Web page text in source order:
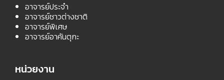
อาจารย์ประจำ
อาจารย์ชาวต่างชาติ
อาจารย์พิเศษ
อาจารย์อาคันตุกะ
หน่วยงาน